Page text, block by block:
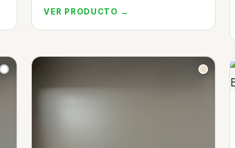
VER PRODUCTO →